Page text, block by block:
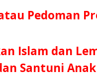
Pedoman
Islam dan
Santuni